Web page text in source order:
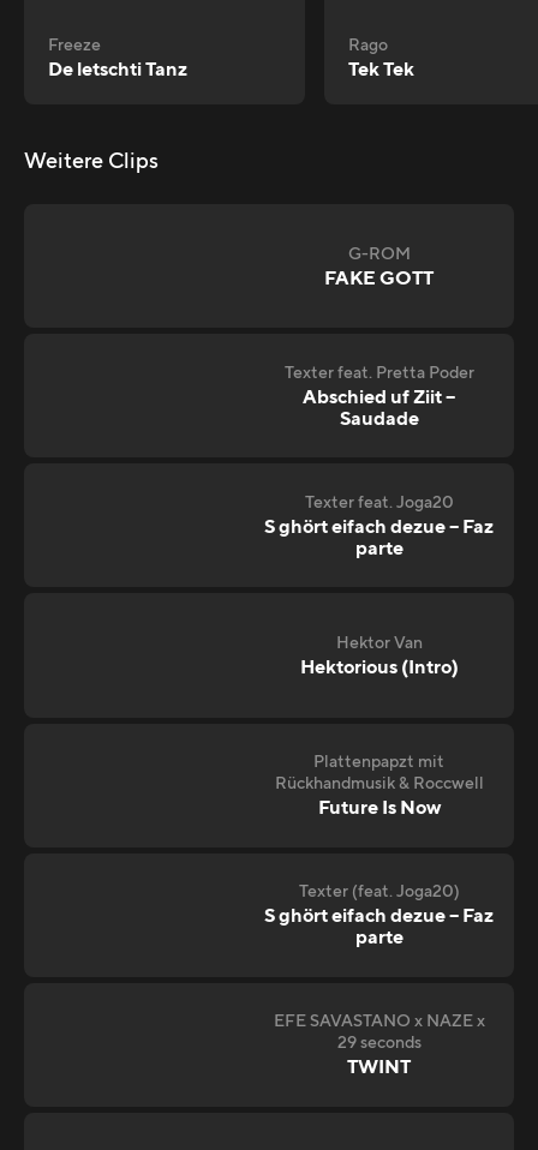
Freeze
De letschti Tanz
Rago
Tek Tek
Weitere Clips
G-ROM
FAKE GOTT
Texter feat. Pretta Poder
Abschied uf Ziit –
Saudade
Texter feat. Joga20
S ghört eifach dezue – Faz
parte
Hektor Van
Hektorious (Intro)
Plattenpapzt mit
Rückhandmusik & Roccwell
Future Is Now
Texter (feat. Joga20)
S ghört eifach dezue – Faz
parte
EFE SAVASTANO x NAZE x
29 seconds
TWINT